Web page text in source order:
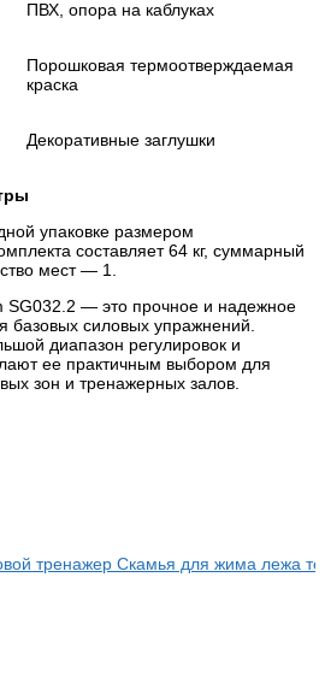
ПВХ, опора на каблуках
Порошковая термоотверждаемая
краска
Декоративные заглушки
упаковке размером
составляет 64 кг, суммарный
мест — 1.
SG032.2 — это прочное и надежное
силовых упражнений.
диапазон регулировок и
ее практичным выбором для
зон и тренажерных залов.
тренажер Скамья для жима лежа